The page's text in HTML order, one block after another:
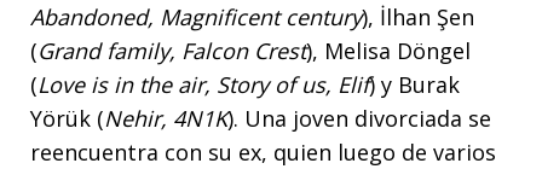
Abandoned, Magnificent century), İlhan Şen
(Grand family, Falcon Crest), Melisa Döngel
(Love is in the air, Story of us, Elif) y Burak
Yörük (Nehir, 4N1K). Una joven divorciada se
reencuentra con su ex, quien luego de varios